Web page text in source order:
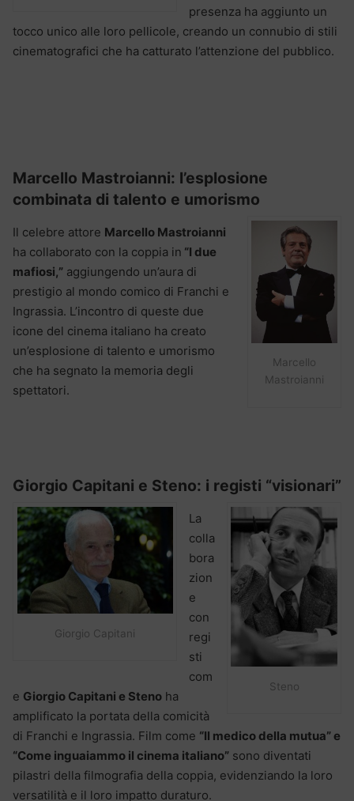
presenza ha aggiunto un
tocco unico alle loro pellicole, creando un connubio di stili
cinematografici che ha catturato l’attenzione del pubblico.
Marcello Mastroianni: l’esplosione
combinata di talento e umorismo
Marcello
Mastroianni
Il celebre attore Marcello Mastroianni
ha collaborato con la coppia in “I due
mafiosi,” aggiungendo un’aura di
prestigio al mondo comico di Franchi e
Ingrassia. L’incontro di queste due
icone del cinema italiano ha creato
un’esplosione di talento e umorismo
che ha segnato la memoria degli
spettatori.
Giorgio Capitani e Steno: i registi “visionari”
Giorgio Capitani
Steno
La
colla
bora
zion
e
con
regi
sti
com
e Giorgio Capitani e Steno ha
amplificato la portata della comicità
di Franchi e Ingrassia. Film come “Il medico della mutua” e
“Come inguaiammo il cinema italiano” sono diventati
pilastri della filmografia della coppia, evidenziando la loro
versatilità e il loro impatto duraturo.